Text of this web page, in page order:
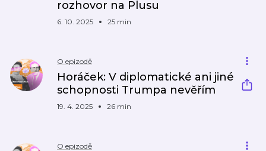
rozhovor na Plusu
6. 10. 2025 25 min
O epizodě
Horáček: V diplomatické ani jiné
schopnosti Trumpa nevěřím
19. 4. 2025 26 min
O epizodě